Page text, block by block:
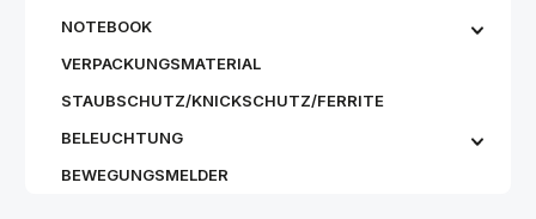
NOTEBOOK
VERPACKUNGSMATERIAL
STAUBSCHUTZ/KNICKSCHUTZ/FERRITE
BELEUCHTUNG
BEWEGUNGSMELDER